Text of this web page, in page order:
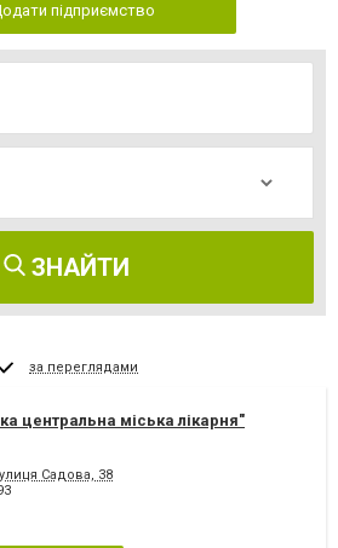
підприємство
ЗНАЙТИ
за переглядами
центральна міська лікарня"
Садова, 38